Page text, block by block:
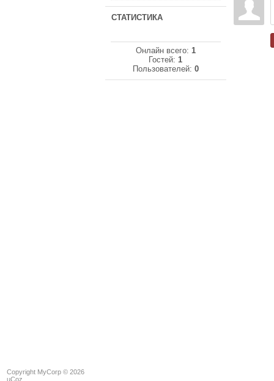
СТАТИСТИКА
Онлайн всего: 1
Гостей:1
Пользователей: 0
Copyright MyCorp © 2026
uCoz